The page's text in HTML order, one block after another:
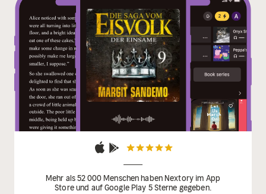
Mehr als 52 000 Menschen haben Nextory im App
Store und auf Google Play 5 Sterne gegeben.